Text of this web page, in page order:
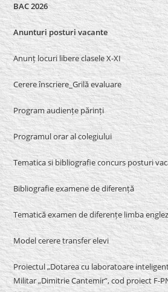
BAC 2026
Anunturi posturi vacante
Anunț locuri libere clasele X-XI
Cerere înscriere_Grilă evaluare
Program audiențe părinți
Programul orar al colegiului
Tematica si bibliografie concurs posturi
Bibliografie examene de diferență
Tematică examen de diferențe limba
Model cerere transfer elevi
Proiectul „Dotarea cu laboratoare
Militar „Dimitrie Cantemir”, cod proiect F-